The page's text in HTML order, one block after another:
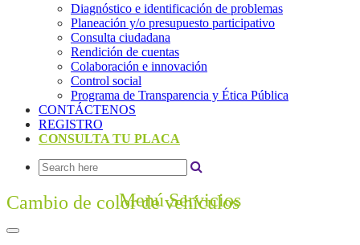
Diagnóstico e identificación de problemas
Planeación y/o presupuesto participativo​
Consulta ciudadana
Rendición de cuentas
Colaboración e innovación
Control social
Programa de Transparencia y Ética Pública
CONTÁCTENOS
REGISTRO
CONSULTA TU PLACA
Cambio de color de vehículos
Menú Servicios